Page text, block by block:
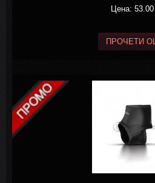
Цена: 53.00
ПРОЧЕТИ